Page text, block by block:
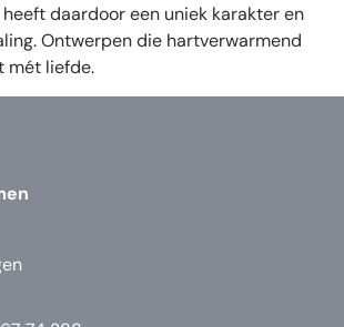
daardoor een uniek karakter en
Ontwerpen die hartverwarmend
mét liefde.